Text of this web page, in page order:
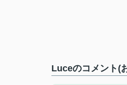
Luceのコメント(